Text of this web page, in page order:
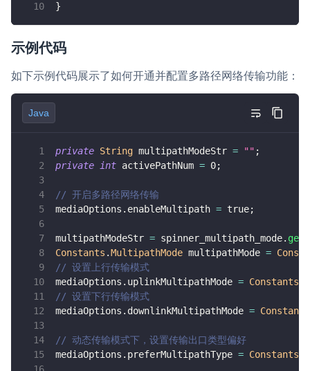
}
示例代码
如下示例代码展示了如何开通并配置多路径网络传输功能：
Java
private String multipathModeStr = "" ;
private int activePathNum = 0;
// 开启多路径网络传输
mediaOptions . enableMultipath = true;
multipathModeStr = spinner_multipath_mode.
Constants .MultipathMode multipathMode =
// 设置上行传输模式
mediaOptions . uplinkMultipathMode = Constants
// 设置下行传输模式
mediaOptions . downlinkMultipathMode = Constants
// 动态传输模式下，设置传输出口类型偏好
mediaOptions . preferMultipathType = Constants